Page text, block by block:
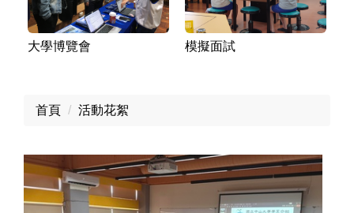
大學博覽會 模擬面試
首頁 活動花絮